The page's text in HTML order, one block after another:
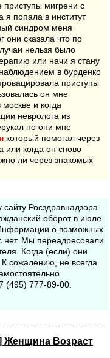
приступы мигрени с
я попала в институт
синдром меня
они сказала что по
нельзя было
или начи я стану
в бурденко
приступы
он мне
и когда
невролога из
но они мне
который помогал через
или когда он сново
ли через знакомых
Росздравнадзора
оборот в июле
о возможных
нет. Мы переадресовали
Когда (если) они
сожалению, не всегда
(495) 777-89-00.
Женщина Возраст